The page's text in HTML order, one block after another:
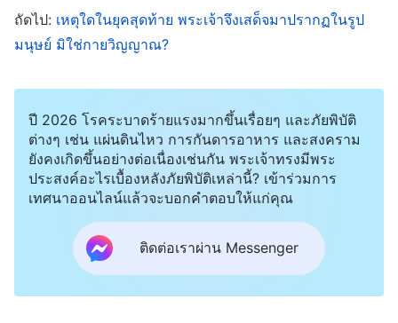
พลาดได้ง่ายเกินไป เราต่างรู้ว่าพระเจ้าทรงใช้พระนาม
พระยาห์เวห์ในยุคธรรมบัญญัติ และทรงใช้พระนาม
พระยาห์เวห์ แต่กลับใช้พระนามพระเยซู แต่องค์พระ
เยซูเจ้าคือพระยาห์เวห์พระเจ้าผู้ทรงปรากฏในรูปมนุษย์
คือพระยาห์เวห์พระเจ้านุ่งห่มเนื้อหนังเป็นบุตรมนุษย์
เสด็จมาเพื่อทรงปรากฏและทรงงาน องค์พระเยซูเจ้า
และพระยาห์เวห์พระเจ้าร่วมพระวิญญาณเดียว องค์
พระเยซูเจ้าทรงเผยหนทางกลับใจและความล้ำลึกแห่ง
ราชอาณาจักร พร้อมกับงานแห่งการไถ่ของพระองค์
พิสูจน์อย่างครบถ้วนว่าพระองค์คือพระเจ้าในร่างมนุษย์
ถัดไป: เหตุใดในยุคสุดท้าย พระเจ้าจึงเสด็จมาปรากฏในรูป
มนุษย์ มิใช่กายวิญญาณ?
ปี 2026 โรคระบาดร้ายแรงมากขึ้นเรื่อยๆ และภัยพิบัติ
ต่างๆ เช่น แผ่นดินไหว การกันดารอาหาร และสงคราม
ยังคงเกิดขึ้นอย่างต่อเนื่องเช่นกัน พระเจ้าทรงมีพระ
ประสงค์อะไรเบื้องหลังภัยพิบัติเหล่านี้? เข้าร่วมการ
เทศนาออนไลน์แล้วจะบอกคำตอบให้แก่คุณ
ติดต่อเราผ่าน Messenger